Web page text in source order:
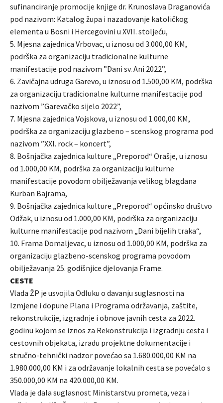
sufinanciranje promocije knjige dr. Krunoslava Draganovića
pod nazivom: Katalog župa i nazadovanje katoličkog
elementa u Bosni i Hercegovini u XVII. stoljeću,
5. Mjesna zajednica Vrbovac, u iznosu od 3.000,00 KM,
podrška za organizaciju tradicionalne kulturne
manifestacije pod nazivom ”Dani sv. Ani 2022”,
6. Zavičajna udruga Garevo, u iznosu od 1.500,00 KM, podrška
za organizaciju tradicionalne kulturne manifestacije pod
nazivom ”Garevačko sijelo 2022”,
7. Mjesna zajednica Vojskova, u iznosu od 1.000,00 KM,
podrška za organizaciju glazbeno – scenskog programa pod
nazivom ”XXI. rock – koncert”,
8. Bošnjačka zajednica kulture „Preporod“ Orašje, u iznosu
od 1.000,00 KM, podrška za organizaciju kulturne
manifestacije povodom obilježavanja velikog blagdana
Kurban Bajrama,
9. Bošnjačka zajednica kulture „Preporod“ općinsko društvo
Odžak, u iznosu od 1.000,00 KM, podrška za organizaciju
kulturne manifestacije pod nazivom „Dani bijelih traka“,
10. Frama Domaljevac, u iznosu od 1.000,00 KM, podrška za
organizaciju glazbeno-scenskog programa povodom
obilježavanja 25. godišnjice djelovanja Frame.
CESTE
Vlada ŽP je usvojila Odluku o davanju suglasnosti na
Izmjene i dopune Plana i Programa održavanja, zaštite,
rekonstrukcije, izgradnje i obnove javnih cesta za 2022.
godinu kojom se iznos za Rekonstrukcija i izgradnju cesta i
cestovnih objekata, izradu projektne dokumentacije i
stručno-tehnički nadzor povećao sa 1.680.000,00 KM na
1.980.000,00 KM i za održavanje lokalnih cesta se povećalo s
350.000,00 KM na 420.000,00 KM.
Vlada je dala suglasnost Ministarstvu prometa, veza i